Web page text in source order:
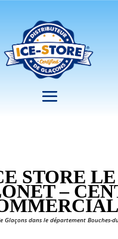
STORE LE
–
Glaçons dans le département Bouches-